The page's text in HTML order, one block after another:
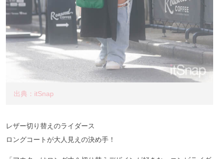
出典：itSnap
レザー切り替えのライダース
ロングコートが大人見えの決め手！